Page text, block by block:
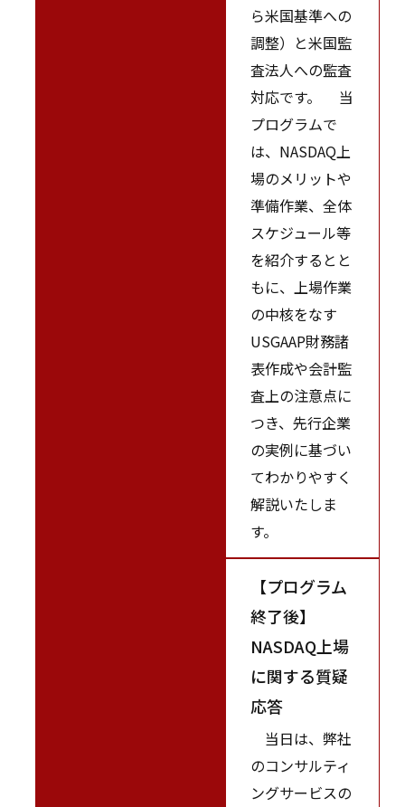
ら米国基準への
調整）と米国監
査法人への監査
対応です。 当
プログラムで
は、NASDAQ上
場のメリットや
準備作業、全体
スケジュール等
を紹介するとと
もに、上場作業
の中核をなす
USGAAP財務諸
表作成や会計監
査上の注意点に
つき、先行企業
の実例に基づい
てわかりやすく
解説いたしま
す。
【プログラム
終了後】
NASDAQ上場
に関する質疑
応答
当日は、弊社
のコンサルティ
ングサービスの